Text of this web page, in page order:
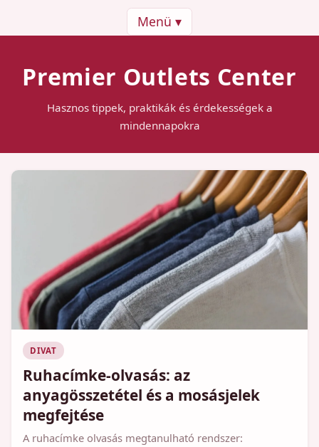
Menü ▾
Premier Outlets Center
Hasznos tippek, praktikák és érdekességek a
mindennapokra
DIVAT
Ruhacímke-olvasás: az
anyagösszetétel és a mosásjelek
megfejtése
A ruhacímke olvasás megtanulható rendszer: